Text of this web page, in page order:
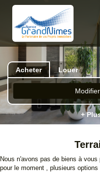
Acheter Louer
+
Nous n'avons pas de biens à
pour le moment , plusieurs